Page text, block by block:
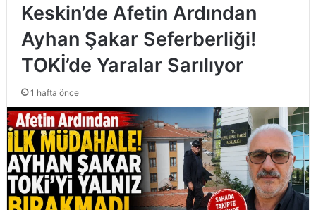
Keskin’de Afetin Ardından
Ayhan Şakar Seferberliği!
TOKİ’de Yaralar Sarılıyor
1 hafta önce